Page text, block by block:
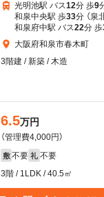
光明池駅 バス12分 歩9
和泉中央駅 歩33分 （泉
和泉府中駅 バス22分 歩
大阪府和泉市春木町
3階建 / 新築 / 木造
6.5万円
（管理費4,000円）
敷 不要 礼 不要
3階 / 1LDK / 40.5㎡